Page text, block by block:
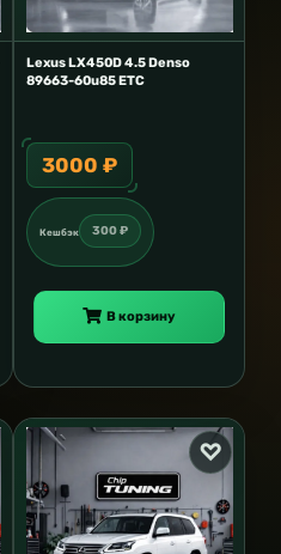
Lexus LX450D 4.5 Denso
89663-60u85 ETC
3000 ₽
Кешбэк 300 ₽
В корзину